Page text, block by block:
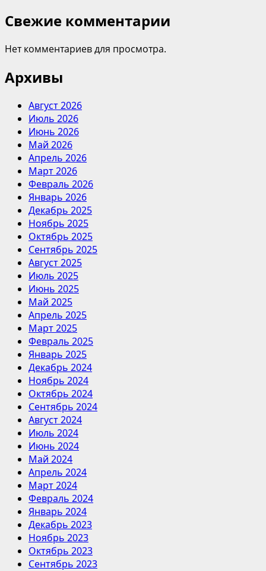
Свежие комментарии
Нет комментариев для просмотра.
Архивы
Август 2026
Июль 2026
Июнь 2026
Май 2026
Апрель 2026
Март 2026
Февраль 2026
Январь 2026
Декабрь 2025
Ноябрь 2025
Октябрь 2025
Сентябрь 2025
Август 2025
Июль 2025
Июнь 2025
Май 2025
Апрель 2025
Март 2025
Февраль 2025
Январь 2025
Декабрь 2024
Ноябрь 2024
Октябрь 2024
Сентябрь 2024
Август 2024
Июль 2024
Июнь 2024
Май 2024
Апрель 2024
Март 2024
Февраль 2024
Январь 2024
Декабрь 2023
Ноябрь 2023
Октябрь 2023
Сентябрь 2023